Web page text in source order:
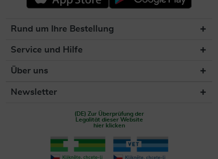
Rund um Ihre Bestellung
Service und Hilfe
Über uns
Newsletter
(DE) Zur Überprüfung der
Legalität dieser Website
hier klicken